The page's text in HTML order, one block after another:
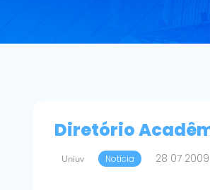
Diretório
Uniuv Notícia 28 07 2009